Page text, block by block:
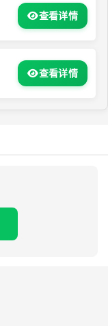
查看详情
查看详情